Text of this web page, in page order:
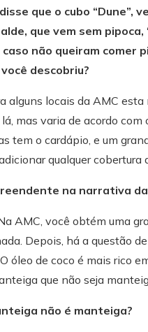
que o cubo “Dune”,
que vem sem
não queiram comer
descobriu?
alguns locais da AMC
mas varia de acordo
tem o cardápio, e um
qualquer
na narrativa
AMC, você obtém uma
Depois, há a questão
óleo de coco é mais rico
que não seja
não é manteiga?